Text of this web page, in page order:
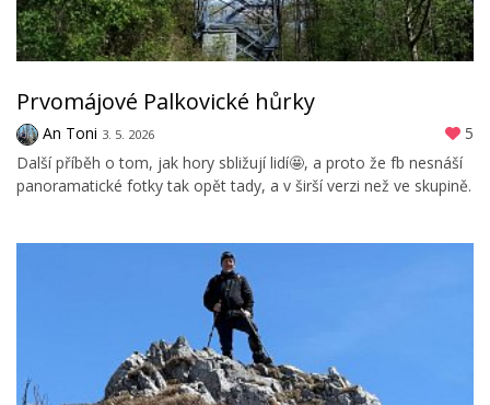
Prvomájové Palkovické hůrky
An Toni 3. 5. 2026
5
Další příběh o tom, jak hory sbližují lidí🤩, a proto že fb nesnáší
panoramatické fotky tak opět tady, a v širší verzi než ve skupině.